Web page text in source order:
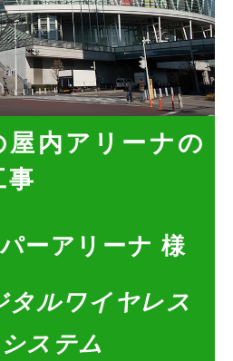
屋内アリーナの
事
ーアリーナ 様
タルワイヤレス
ステム